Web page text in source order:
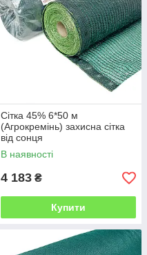
Сітка 45% 6*50 м
(Агрокремінь) захисна сітка
від сонця
В наявності
4 183 ₴
Купити